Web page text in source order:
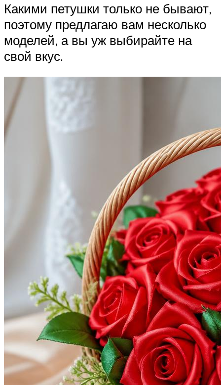
Какими петушки только не бывают,
поэтому предлагаю вам несколько
моделей, а вы уж выбирайте на
свой вкус.